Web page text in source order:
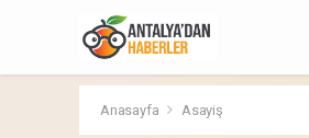
Anasayfa Asayiş